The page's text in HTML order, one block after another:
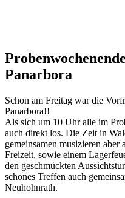
Panarbora
Schon am Freitag war die
Panarbora!!
Als sich um 10 Uhr alle im
auch direkt los. Die Zeit in
gemeinsamen musizieren aber
Freizeit, sowie einem
den geschmückten
schönes Treffen auch
Neuhohnrath.